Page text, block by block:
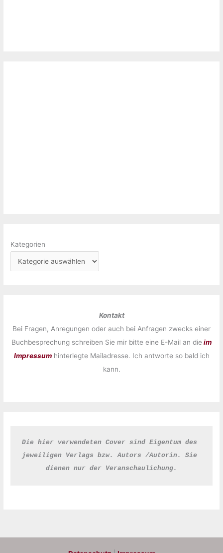
Kategorien
Kontakt
Bei Fragen, Anregungen oder auch bei Anfragen zwecks einer
Buchbesprechung schreiben Sie mir bitte eine E-Mail an die im
Impressumhinterlegte Mailadresse. Ich antworte so bald ich
kann.
Die hier verwendeten Cover sind Eigentum des
jeweiligen Verlags bzw. Autors /Autorin. Sie
dienen nur der Veranschaulichung.